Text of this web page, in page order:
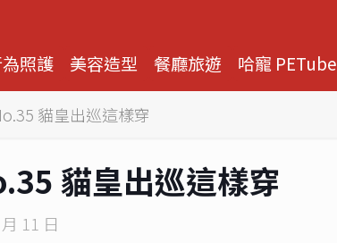
照護 美容造型 餐廳旅遊 哈寵 PETube
貓皇出巡這樣穿
貓皇出巡這樣穿
11 日